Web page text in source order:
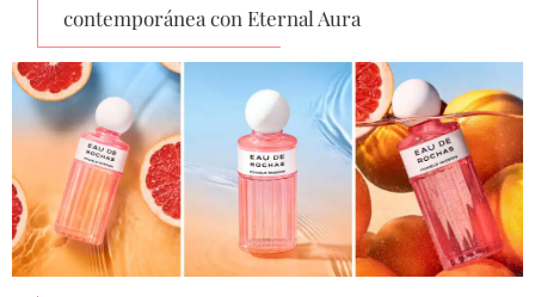
contemporánea con Eternal Aura